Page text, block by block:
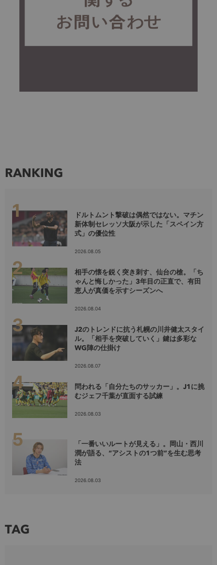
RANKING
ドルトムント撃破は偶然ではない。マチン
新体制セレッソ大阪が示した「スペイン方
式」の優位性
2026.08.05
相手の懐を鋭く突き刺す、仙台の槍。「ち
ゃんと悔しかった」3年目の正直で、有田
恵人が真価を示すシーズンへ
2026.08.04
J2のトレンドに抗う札幌の川井健太スタイ
ル。「相手を突破していく」鍵は多彩な
WG陣の仕掛け
2026.08.07
問われる「自分たちのサッカー」。J1に挑
むジェフ千葉が直面する試練
2026.08.03
「一番いいルートが見える」。岡山・西川
潤が語る、“アシストの1つ前”を生む思考
法
2026.08.03
TAG